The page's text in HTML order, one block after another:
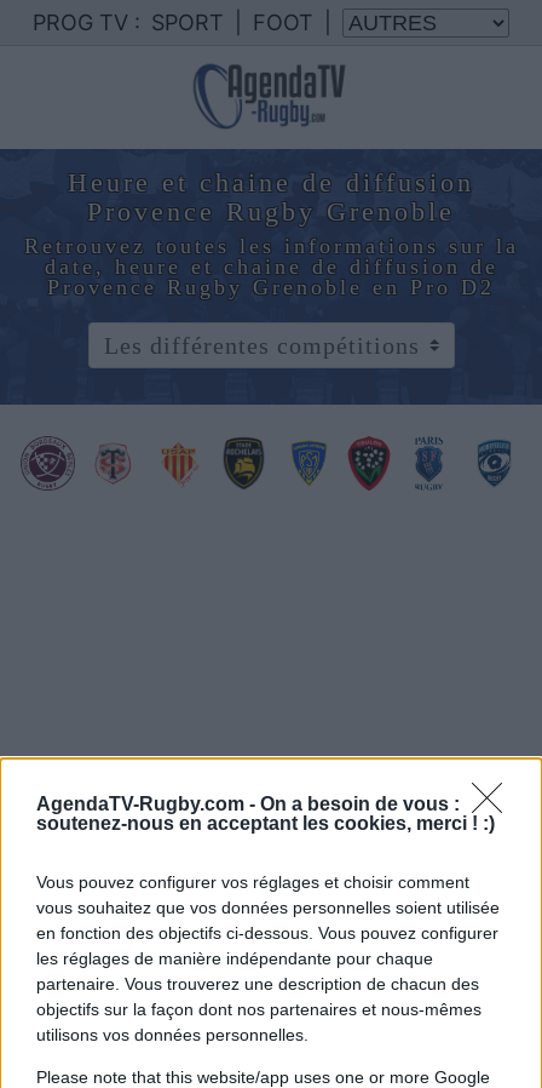
AgendaTV-Rugby.com - On a besoin de vous :
soutenez-nous en acceptant les cookies, merci ! :)
Vous pouvez configurer vos réglages et choisir comment
vous souhaitez que vos données personnelles soient utilisée
en fonction des objectifs ci-dessous. Vous pouvez configurer
les réglages de manière indépendante pour chaque
partenaire. Vous trouverez une description de chacun des
objectifs sur la façon dont nos partenaires et nous-mêmes
utilisons vos données personnelles.
Please note that this website/app uses one or more Google
PROG TV : SPORT FOOT
Heure et chaine de diffusion
Provence Rugby Grenoble
Retrouvez toutes les informations sur la
date, heure et chaine de diffusion de
Provence Rugby Grenoble en Pro D2